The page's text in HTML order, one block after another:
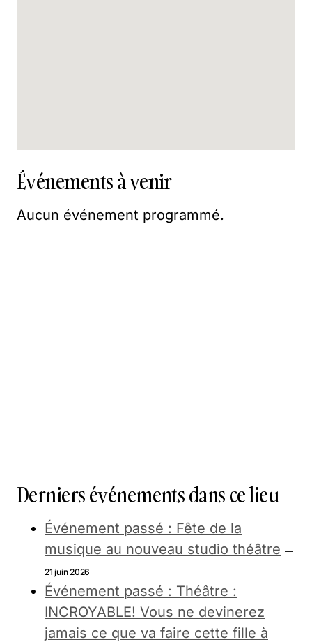
Événements à venir
Aucun événement programmé.
Derniers événements dans ce lieu
Événement passé : Fête de la
musique au nouveau studio théâtre —
21 juin 2026
Événement passé : Théâtre :
INCROYABLE! Vous ne devinerez
jamais ce que va faire cette fille à